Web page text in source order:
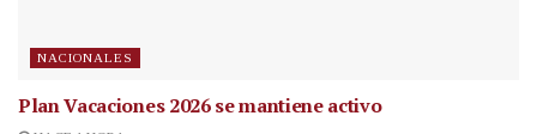
NACIONALES
Plan Vacaciones 2026 se mantiene activo